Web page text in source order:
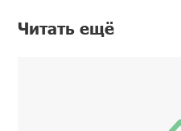
Читать ещё